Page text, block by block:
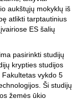
aukštųjų mokyklų iš
atlikti tarptautinius
ES šalių
pasirinkti studijų
krypties studijos
vykdo 5
Ši studijų
žemės ūkio